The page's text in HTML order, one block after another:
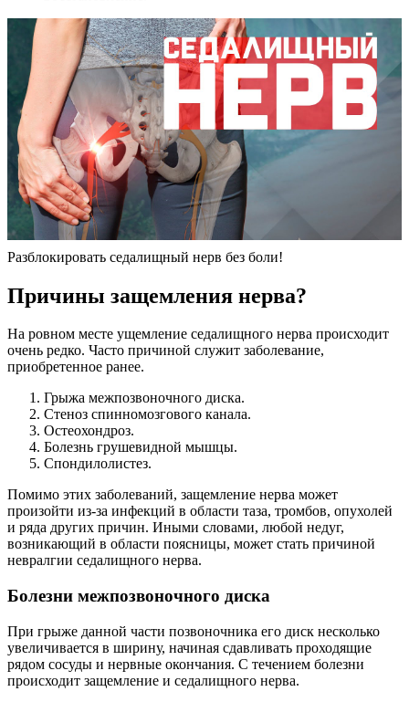
Разблокировать седалищный нерв без боли!
Причины защемления нерва?
На ровном месте ущемление седалищного нерва происходит
очень редко. Часто причиной служит заболевание,
приобретенное ранее.
Грыжа межпозвоночного диска.
Стеноз спинномозгового канала.
Остеохондроз.
Болезнь грушевидной мышцы.
Спондилолистез.
Помимо этих заболеваний, защемление нерва может
произойти из-за инфекций в области таза, тромбов, опухолей
и ряда других причин. Иными словами, любой недуг,
возникающий в области поясницы, может стать причиной
невралгии седалищного нерва.
Болезни межпозвоночного диска
При грыже данной части позвоночника его диск несколько
увеличивается в ширину, начиная сдавливать проходящие
рядом сосуды и нервные окончания. С течением болезни
происходит защемление и седалищного нерва.